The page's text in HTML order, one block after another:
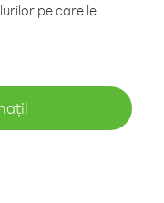
pe care le